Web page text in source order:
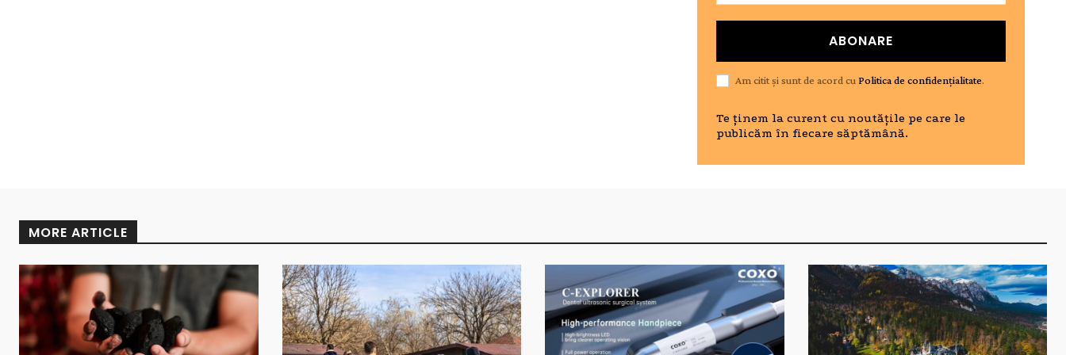
ABONARE
Am citit și sunt de acord cuPolitica de confidențialitate.
Te ținem la curent cu noutățile pe care le
publicăm în fiecare săptămână.
MORE ARTICLE